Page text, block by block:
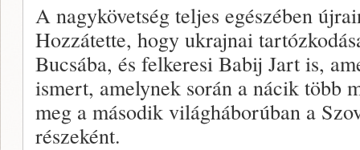
A nagykövetség teljes egészében
Hozzátette, hogy ukrajnai
Bucsába, és felkeresi Babij Jart is,
ismert, amelynek során a nácik több
meg a második világháborúban a
részeként.